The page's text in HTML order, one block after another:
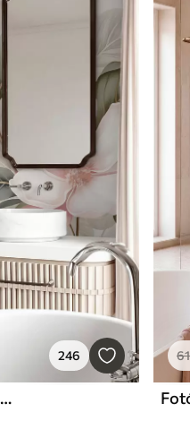
246
Fotótapéta Magnólia virágok pasztell színű levelekkel, fehér, rózsaszín és zöld, puha, finom, akvarell stílusban